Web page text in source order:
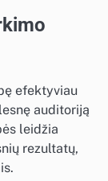
efektyviau
auditoriją
leidžia
rezultatų,